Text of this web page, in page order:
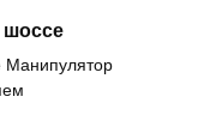
шоссе
Манипулятор